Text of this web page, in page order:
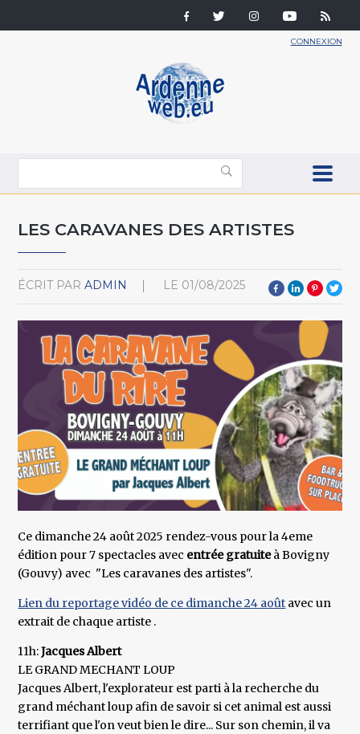
CONNEXION
LES CARAVANES DES ARTISTES
ÉCRIT PAR ADMIN LE 01/08/2025
Ce dimanche 24 août 2025 rendez-vous pour la 4eme
édition pour 7 spectacles avec entrée gratuiteà Bovigny
(Gouvy) avec "Les caravanes des artistes".
Lien du reportage vidéo de ce dimanche 24 août avec un
extrait de chaque artiste .
11h:Jacques Albert
LE GRAND MECHANT LOUP
Jacques Albert, l'explorateur est parti à la recherche du
grand méchant loup afin de savoir si cet animal est aussi
terrifiant que l'on veut bien le dire... Sur son chemin, il va